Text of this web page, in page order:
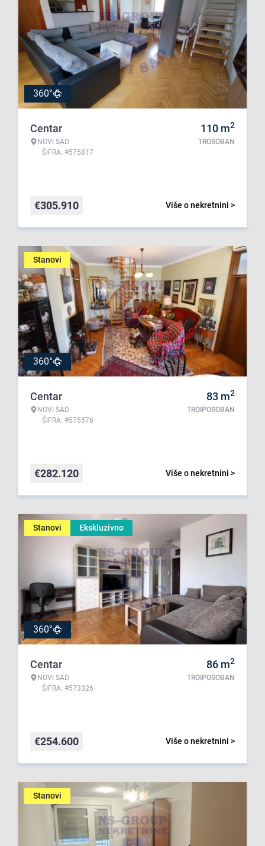
360°
Centar
NOVI SAD
ŠIFRA: #575817
110 m2
TROSOBAN
Više o nekretnini >
€305.910
Stanovi
360°
Centar
NOVI SAD
ŠIFRA: #575576
83 m2
TROIPOSOBAN
Više o nekretnini >
€282.120
Stanovi Ekskluzivno
360°
Centar
NOVI SAD
ŠIFRA: #573326
86 m2
TROIPOSOBAN
Više o nekretnini >
€254.600
Stanovi